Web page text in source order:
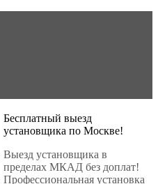
Бесплатный выезд
установщика по Москве!
Выезд установщика в
пределах МКАД без доплат!
Профессиональная установка